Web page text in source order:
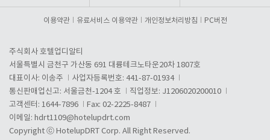
이용약관 유료서비스 이용약관 개인정보처리방침 PC버전
주식회사 호텔업디알티
서울특별시 금천구 가산동 691 대륭테크노타운20차 1807호
대표이사: 이송주
사업자등록번호: 441-87-01934
통신판매업신고: 서울금천-1204 호
직업정보: J1206020200010
고객센터: 1644-7896
Fax: 02-2225-8487
이메일: hdrt1109@hotelupdrt.com
Copyright ⓒ HotelupDRT Corp. All Right Reserved.